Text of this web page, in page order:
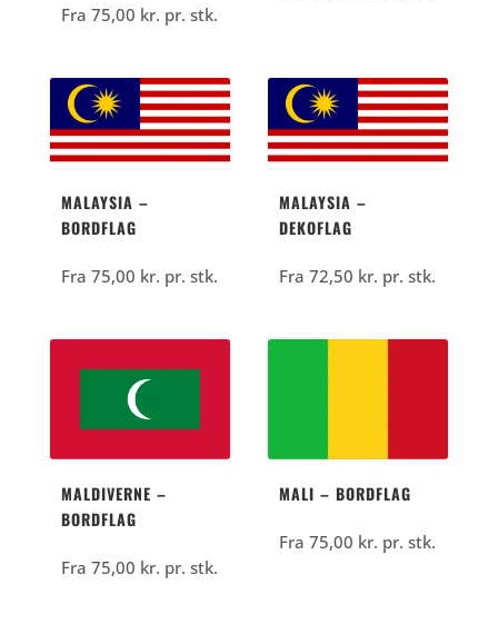
Fra 75,00 kr. pr. stk.
MALAYSIA –
BORDFLAG
Fra 75,00 kr. pr. stk.
MALAYSIA –
DEKOFLAG
Fra72,50 kr. pr. stk.
MALDIVERNE –
BORDFLAG
Fra 75,00 kr. pr. stk.
MALI – BORDFLAG
Fra75,00 kr. pr. stk.